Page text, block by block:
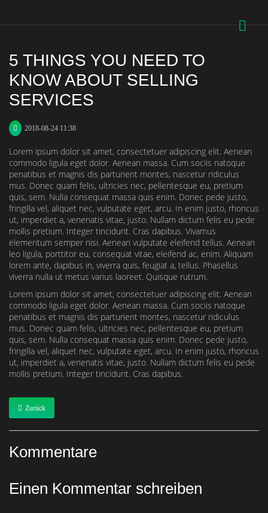
5 THINGS YOU NEED TO
KNOW ABOUT SELLING
SERVICES
2018-08-24 11:38
Lorem ipsum dolor sit amet, consectetuer adipiscing elit. Aenean
commodo ligula eget dolor. Aenean massa. Cum sociis natoque
penatibus et magnis dis parturient montes, nascetur ridiculus
mus. Donec quam felis, ultricies nec, pellentesque eu, pretium
quis, sem. Nulla consequat massa quis enim. Donec pede justo,
fringilla vel, aliquet nec, vulputate eget, arcu. In enim justo, rhoncus
ut, imperdiet a, venenatis vitae, justo. Nullam dictum felis eu pede
mollis pretium. Integer tincidunt. Cras dapibus. Vivamus
elementum semper nisi. Aenean vulputate eleifend tellus. Aenean
leo ligula, porttitor eu, consequat vitae, eleifend ac, enim. Aliquam
lorem ante, dapibus in, viverra quis, feugiat a, tellus. Phasellus
viverra nulla ut metus varius laoreet. Quisque rutrum.
Lorem ipsum dolor sit amet, consectetuer adipiscing elit. Aenean
commodo ligula eget dolor. Aenean massa. Cum sociis natoque
penatibus et magnis dis parturient montes, nascetur ridiculus
mus. Donec quam felis, ultricies nec, pellentesque eu, pretium
quis, sem. Nulla consequat massa quis enim. Donec pede justo,
fringilla vel, aliquet nec, vulputate eget, arcu. In enim justo, rhoncus
ut, imperdiet a, venenatis vitae, justo. Nullam dictum felis eu pede
mollis pretium. Integer tincidunt. Cras dapibus.
Zurück
Kommentare
Einen Kommentar schreiben